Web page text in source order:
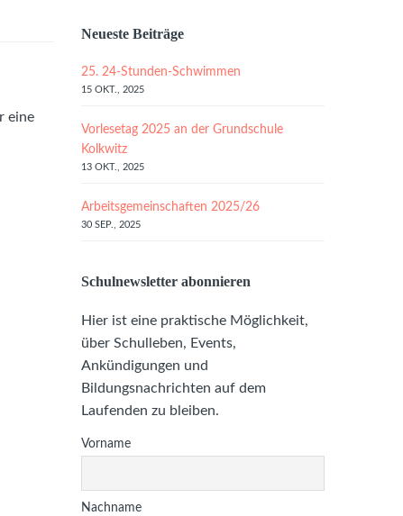
eine
Neueste Beiträge
25. 24-Stunden-Schwimmen
15 OKT., 2025
Vorlesetag 2025 an der Grundschule
Kolkwitz
13 OKT., 2025
Arbeitsgemeinschaften 2025/26
30 SEP., 2025
Schulnewsletter abonnieren
Hier ist eine praktische Möglichkeit,
über Schulleben, Events,
Ankündigungen und
Bildungsnachrichten auf dem
Laufenden zu bleiben.
Vorname
Nachname